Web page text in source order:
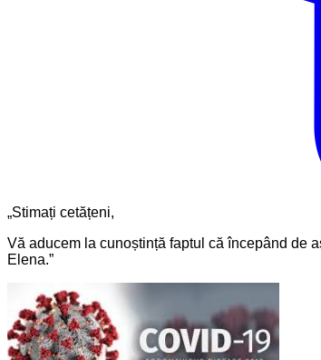
„Stimați cetățeni,
Vă aducem la cunoștință faptul că începând de
Elena.”